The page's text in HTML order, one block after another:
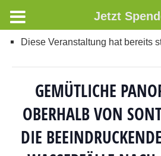
Diese Veranstaltung hat bereits
GEMÜTLICHE
OBERHALB VON
DIE
Jetzt